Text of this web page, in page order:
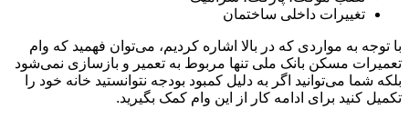
تغییرات داخلی ساختمان
با توجه به مواردی که در بالا اشاره کردیم، می‌توان فهمید که وام
تعمیرات مسکن بانک ملی تنها مربوط به تعمیر و بازسازی نمی‌شود
بلکه شما می‌توانید اگر به دلیل کمبود بودجه نتوانستید خانه خود را
تکمیل کنید برای ادامه کار از این وام کمک بگیرید.